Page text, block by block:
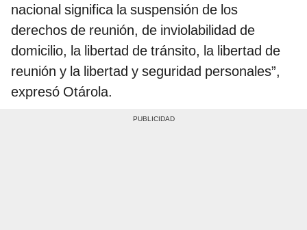
nacional significa la suspensión de los
derechos de reunión, de inviolabilidad de
domicilio, la libertad de tránsito, la libertad de
reunión y la libertad y seguridad personales”,
expresó Otárola.